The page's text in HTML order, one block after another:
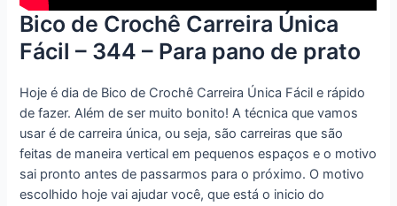
Bico de Crochê Carreira Única
Fácil – 344 – Para pano de prato
Hoje é dia de Bico de Crochê Carreira Única Fácil e rápido
de fazer. Além de ser muito bonito! A técnica que vamos
usar é de carreira única, ou seja, são carreiras que são
feitas de maneira vertical em pequenos espaços e o motivo
sai pronto antes de passarmos para o próximo. O motivo
escolhido hoje vai ajudar você, que está o inicio do